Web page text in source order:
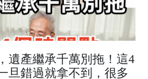
遺產繼承千萬別拖！這4
旦錯過就拿不到，很多